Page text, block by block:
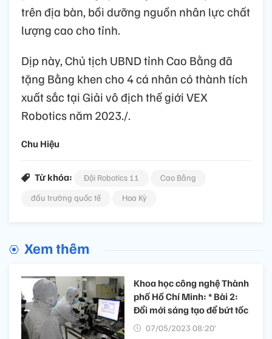
trên địa bàn, bồi dưỡng nguồn nhân lực chất
lượng cao cho tỉnh.
Dịp này, Chủ tịch UBND tỉnh Cao Bằng đã
tặng Bằng khen cho 4 cá nhân có thành tích
xuất sắc tại Giải vô địch thế giới VEX
Robotics năm 2023./.
Chu Hiệu
Từ khóa: Đội Robotics 11
Cao Bằng
đấu trường quốc tế
Hoa Kỳ
Xem thêm
Khoa học công nghệ Thành
phố Hồ Chí Minh: * Bài 2:
Đổi mới sáng tạo để bứt tốc
07/05/2023 08:20’